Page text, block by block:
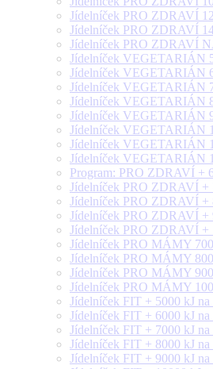
Jídelníček PRO ZDRAVÍ
Jídelníček PRO ZDRAVÍ
Jídelníček PRO ZDRAVÍ
Jídelníček VEGETARIÁN
Jídelníček VEGETARIÁN
Jídelníček VEGETARIÁN
Jídelníček VEGETARIÁN
Jídelníček VEGETARIÁN
Jídelníček VEGETARIÁN
Jídelníček VEGETARIÁN
Jídelníček VEGETARIÁN
Program: PRO ZDRAVÍ +
Jídelníček PRO ZDRAVÍ +
Jídelníček PRO ZDRAVÍ +
Jídelníček PRO ZDRAVÍ +
Jídelníček PRO ZDRAVÍ +
Jídelníček PRO MÁMY
Jídelníček PRO MÁMY
Jídelníček PRO MÁMY
Jídelníček PRO MÁMY
Jídelníček FIT + 5000 kJ na
Jídelníček FIT + 6000 kJ na
Jídelníček FIT + 7000 kJ na
Jídelníček FIT + 8000 kJ na
Jídelníček FIT + 9000 kJ na